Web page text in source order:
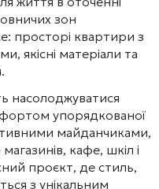
зон
просторі квартири з
якісні матеріали та
насолоджуватися
упорядкованої
майданчиками,
кафе, шкіл і
проєкт, де стиль,
з унікальним